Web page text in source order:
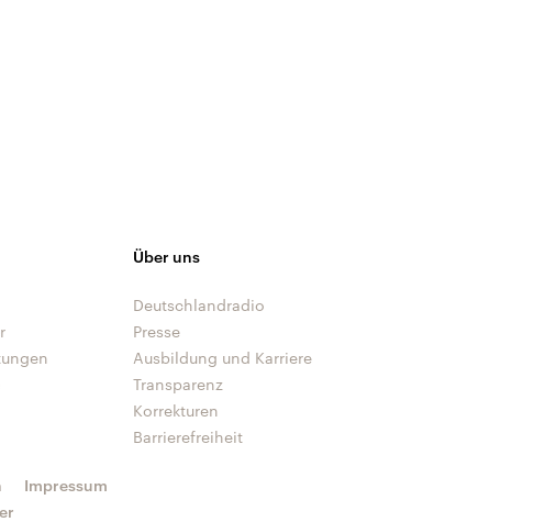
Über uns
Deutschlandradio
Presse
Ausbildung und Karriere
Transparenz
Korrekturen
Barrierefreiheit
Impressum